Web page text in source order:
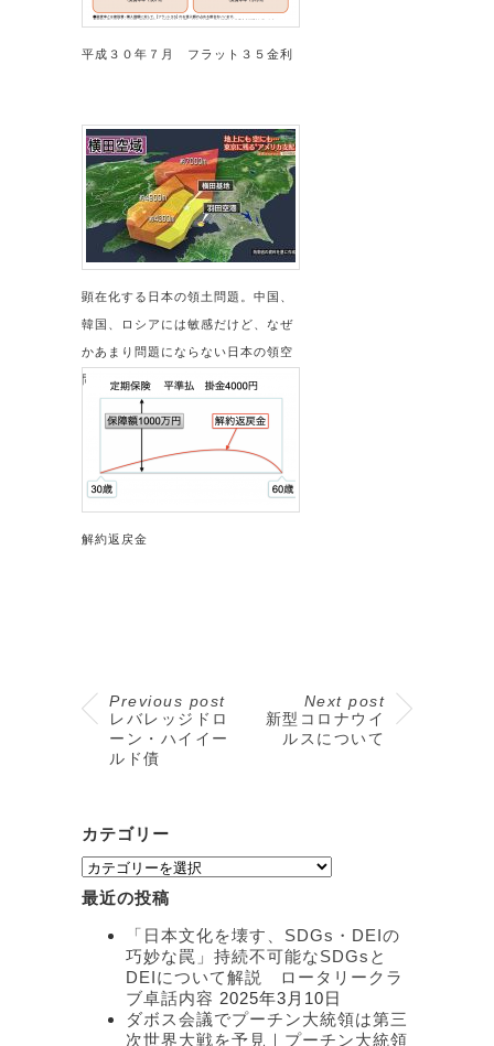
平成３０年７月 フラット３５金利
顕在化する日本の領土問題。中国、
韓国、ロシアには敏感だけど、なぜ
かあまり問題にならない日本の領空
問題
解約返戻金
Previous post
レバレッジドロ
ーン・ハイイー
ルド債
Next post
新型コロナウイ
ルスについて
カテゴリー
カ
テ
ゴ
最近の投稿
「日本文化を壊す、SDGs・DEIの
巧妙な罠」持続不可能なSDGsと
DEIについて解説 ロータリークラ
ブ卓話内容 2025年3月10日
ダボス会議でプーチン大統領は第三
次世界大戦を予見｜プーチン大統領